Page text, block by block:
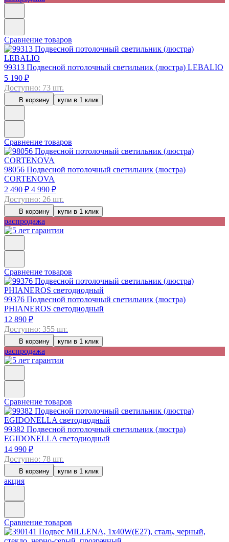
Сравнение товаров
99313 Подвесной потолочный светильник (люстра) LEBALIO
5 190 ₽
Доступно: 73 шт.
В корзину купи в 1 клик
Сравнение товаров
98056 Подвесной потолочный светильник (люстра)
CORTENOVA
2 490 ₽ 4 990 ₽
Доступно: 26 шт.
В корзину купи в 1 клик
распродажа
Сравнение товаров
99376 Подвесной потолочный светильник (люстра)
PHIANEROS светодиодный
12 890 ₽
Доступно: 355 шт.
В корзину купи в 1 клик
распродажа
Сравнение товаров
99382 Подвесной потолочный светильник (люстра)
EGIDONELLA светодиодный
14 990 ₽
Доступно: 78 шт.
В корзину купи в 1 клик
акция
Сравнение товаров